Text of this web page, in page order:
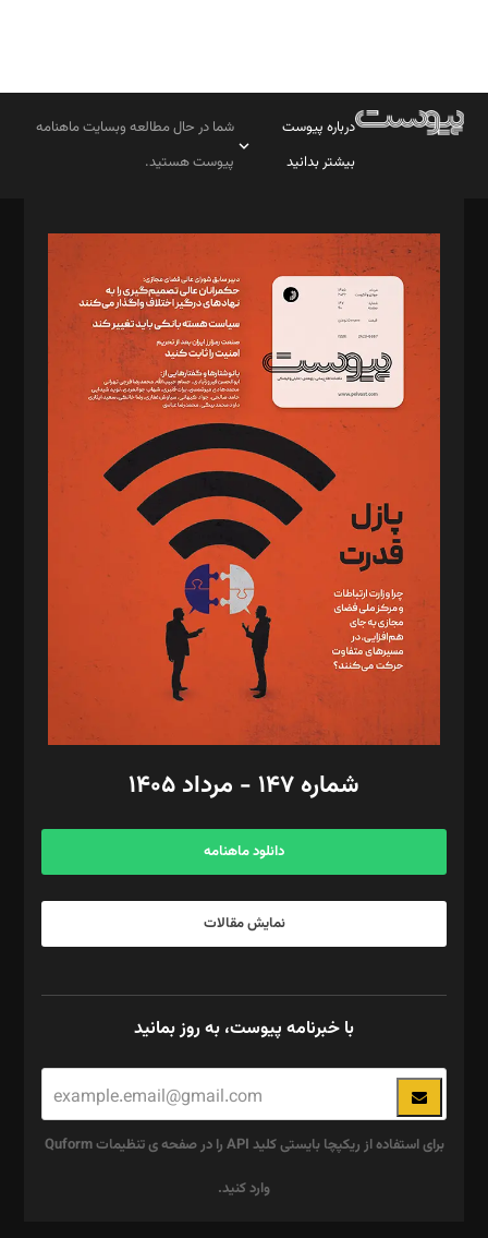
درباره پیوست
بیشتر بدانید
شما در حال مطالعه وبسایت ماهنامه
پیوست هستید.
مدیر مسئول: محمدباقر اثنی‌عشری
سردبیر: مهرک محمودی
دبیر تحریریه: میثم قاسمی
د‌بیر ناداستان: سمانه سمیع
د‌بیر خدمت و تجارت: ابوالفضل رجبی
د‌بیر حقوق فناوری: حسام‌الدین ایپکچی
د‌بیر پیوست جهان: مینا پاکدل
د‌بیر تحریریه آنلاین: بابک نقاش
تحریریه‌: مجتبی محمود‌ی، آرش برهمند، یسنا امان‌پور، سروش کرمیان،
مصطفی مسجدی آرانی، ابوالفضل رجبی، زهرا فکرانه، فائزه فتحی
رستمی،مصطفی باستان
ویرایش: نگار استاد‌‌آقا
طراح یونیفرم: مجید توکلی
فیلمبرداری و عکاسی: امیر شفیعی، مانی لطفی زاده
گرافیک و صفحه‌آرایی: سید‌سبحان‌علی ثابت
مد‌یر توسعه تجاری: کامبیز برید‌
امور مالی: شاپور رهبری، محمد‌ کاظمی‌نیا
آگهی و مشترکین: ۰۹۱۹۹۹۹۰۴۵۴
شماره ۱۴۷ - مرداد ۱۴۰۵
دانلود ماهنامه
نمایش مقالات
با خبرنامه پیوست، به روز بمانید
برای استفاده از ریکپچا بایستی کلید API را در صفحه ی تنظیمات Quform
وارد کنید.